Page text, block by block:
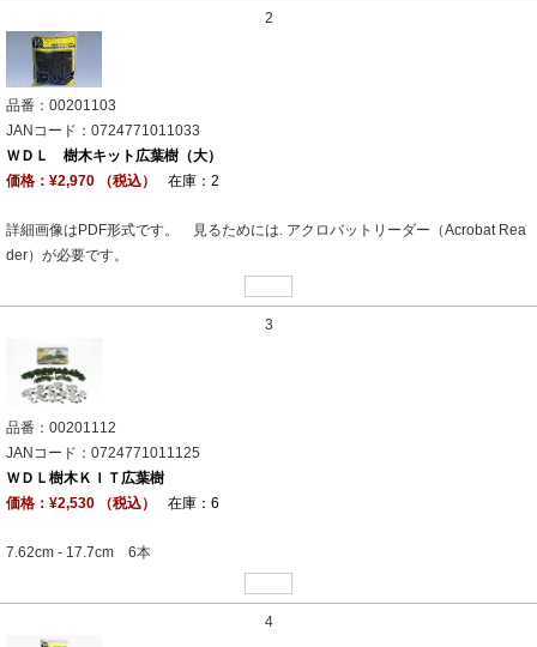
2
品番：00201103
JANコード：0724771011033
ＷＤＬ 樹木キット広葉樹（大）
価格：¥2,970 （税込）
在庫：2
詳細画像はPDF形式です。 見るためには. アクロバットリーダー（Acrobat Rea
der）が必要です。
3
品番：00201112
JANコード：0724771011125
ＷＤＬ樹木ＫＩＴ広葉樹
価格：¥2,530 （税込）
在庫：6
7.62cm - 17.7cm 6本
4